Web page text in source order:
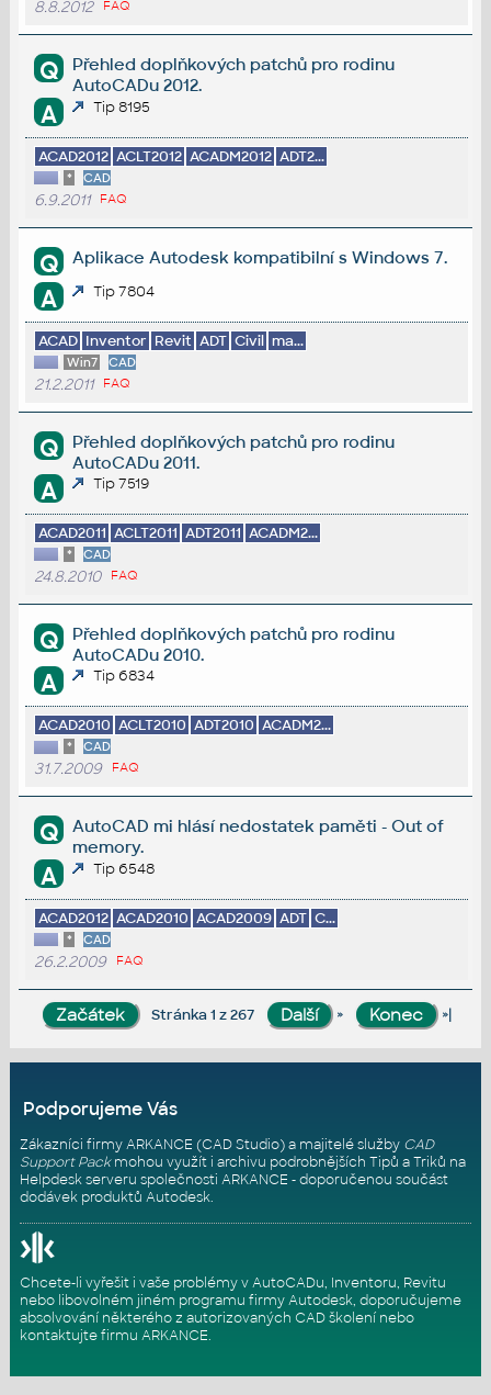
8.8.2012 FAQ
Q
Přehled doplňkových patchů pro rodinu
AutoCADu 2012.
A Tip 8195
ACAD2012 ACLT2012 ACADM2012 ADT2...
* CAD
6.9.2011 FAQ
Q Aplikace Autodesk kompatibilní s Windows 7.
A Tip 7804
ACAD Inventor Revit ADT Civil ma...
Win7 CAD
21.2.2011 FAQ
Q
Přehled doplňkových patchů pro rodinu
AutoCADu 2011.
A Tip 7519
ACAD2011 ACLT2011 ADT2011 ACADM2...
* CAD
24.8.2010 FAQ
Q
Přehled doplňkových patchů pro rodinu
AutoCADu 2010.
A Tip 6834
ACAD2010 ACLT2010 ADT2010 ACADM2...
* CAD
31.7.2009 FAQ
Q
AutoCAD mi hlásí nedostatek paměti - Out of
memory.
A Tip 6548
ACAD2012 ACAD2010 ACAD2009 ADT C...
* CAD
26.2.2009 FAQ
Stránka 1 z 267 » »|
Podporujeme Vás
Zákazníci firmy ARKANCE (CAD Studio) a majitelé služby CAD
Support Packmohou využít i archivu podrobnějších Tipů a Triků na
Helpdesk serveru společnosti ARKANCE - doporučenou součást
dodávek produktů Autodesk.
Chcete-li vyřešit i vaše problémy v AutoCADu, Inventoru, Revitu
nebo libovolném jiném programu firmy Autodesk, doporučujeme
absolvování některého z autorizovaných CAD školenínebo
kontaktujte firmu ARKANCE.